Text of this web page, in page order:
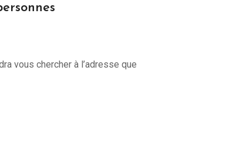
vous chercher à l’adresse que